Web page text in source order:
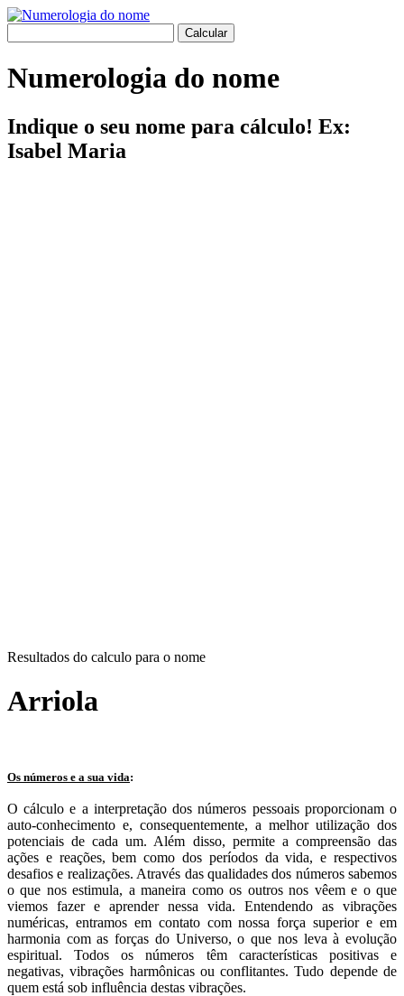
Numerologia do nome
Indique o seu nome para cálculo! Ex:
Isabel Maria
Resultados do calculo para o nome
Arriola
Os números e a sua vida:
O cálculo e a interpretação dos números pessoais proporcionam o
auto-conhecimento e, consequentemente, a melhor utilização dos
potenciais de cada um. Além disso, permite a compreensão das
ações e reações, bem como dos períodos da vida, e respectivos
desafios e realizações. Através das qualidades dos números sabemos
o que nos estimula, a maneira como os outros nos vêem e o que
viemos fazer e aprender nessa vida. Entendendo as vibrações
numéricas, entramos em contato com nossa força superior e em
harmonia com as forças do Universo, o que nos leva à evolução
espiritual. Todos os números têm características positivas e
negativas, vibrações harmônicas ou conflitantes. Tudo depende de
quem está sob influência destas vibrações.